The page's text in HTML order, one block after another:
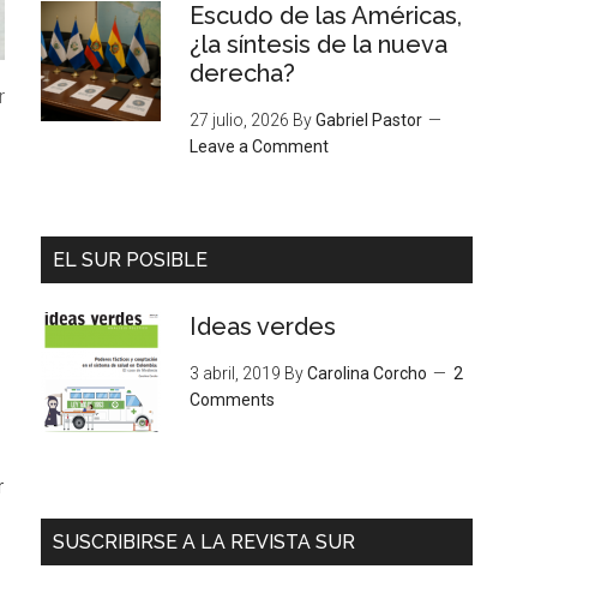
Escudo de las Américas,
¿la síntesis de la nueva
derecha?
27 julio, 2026 ByGabriel Pastor
Leave a Comment
EL SUR POSIBLE
Ideas verdes
3 abril, 2019 ByCarolina Corcho
2
Comments
SUSCRIBIRSE A LA REVISTA SUR